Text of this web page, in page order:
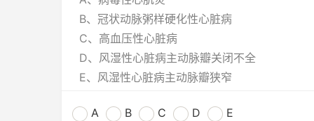
B、冠状动脉粥样硬化性心脏病
C、高血压性心脏病
D、风湿性心脏病主动脉瓣关闭不全
E、风湿性心脏病主动脉瓣狭窄
A B C D E